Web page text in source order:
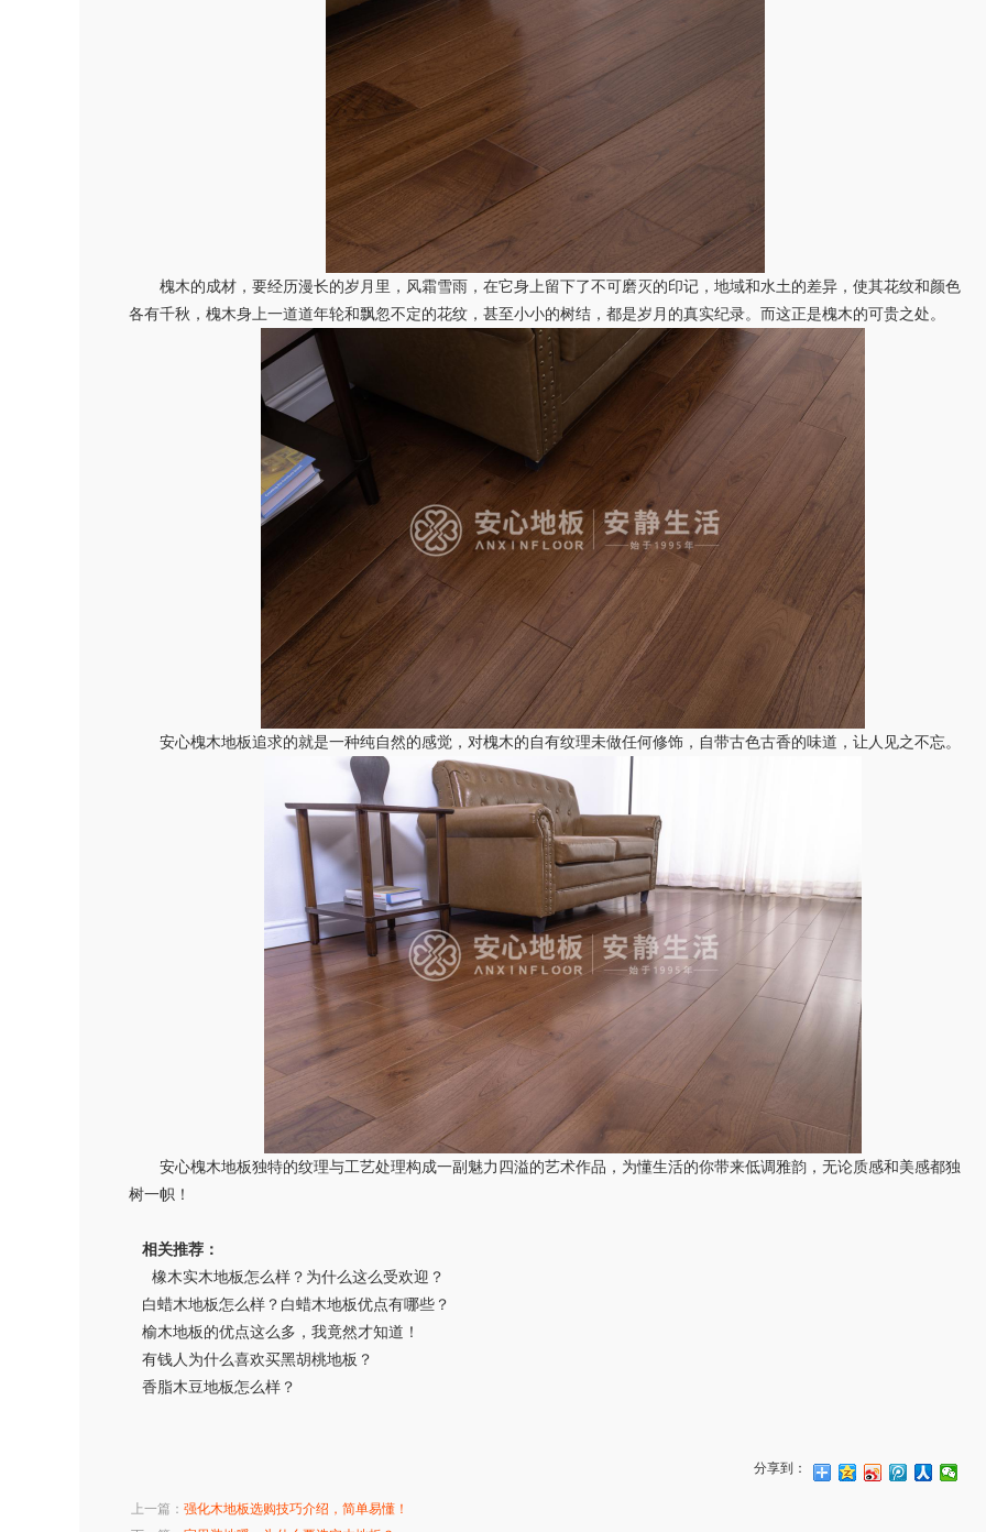
槐木的成材，要经历漫长的岁月里，风霜雪雨，在它身上留下了不可磨灭的印记，地域和水土的差异，使其花纹和颜色
各有千秋，槐木身上一道道年轮和飘忽不定的花纹，甚至小小的树结，都是岁月的真实纪录。而这正是槐木的可贵之处。
安心槐木地板追求的就是一种纯自然的感觉，对槐木的自有纹理未做任何修饰，自带古色古香的味道，让人见之不忘。
安心槐木地板独特的纹理与工艺处理构成一副魅力四溢的艺术作品，为懂生活的你带来低调雅韵，无论质感和美感都独
树一帜！
相关推荐：
橡木实木地板怎么样？为什么这么受欢迎？
白蜡木地板怎么样？白蜡木地板优点有哪些？
榆木地板的优点这么多，我竟然才知道！
有钱人为什么喜欢买黑胡桃地板？
香脂木豆地板怎么样？
分享到：
上一篇： 强化木地板选购技巧介绍，简单易懂！